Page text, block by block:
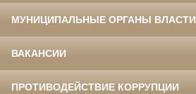
МУНИЦИПАЛЬНЫЕ ОРГАНЫ ВЛАСТИ
ВАКАНСИИ
ПРОТИВОДЕЙСТВИЕ КОРРУПЦИИ